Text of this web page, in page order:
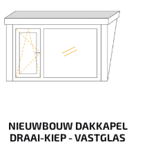
NIEUWBOUW DAKKAPEL
DRAAI-KIEP - VASTGLAS